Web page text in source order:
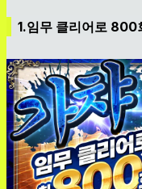
1.임무 클리어로 800